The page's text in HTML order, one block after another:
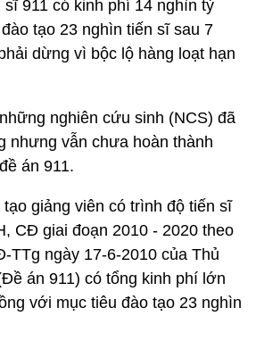
911 có kinh phí 14 nghìn tỷ
tạo 23 nghìn tiến sĩ sau 7
dừng vì bộc lộ hàng loạt hạn
nghiên cứu sinh (NCS) đã
nhưng vẫn chưa hoàn thành
án 911.
giảng viên có trình độ tiến sĩ
CĐ giai đoạn 2010 - 2020 theo
TTg ngày 17-6-2010 của Thủ
án 911) có tổng kinh phí lớn
với mục tiêu đào tạo 23 nghìn